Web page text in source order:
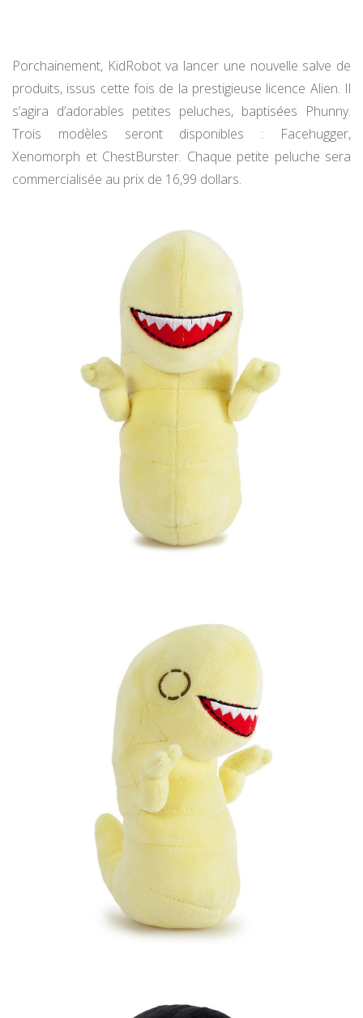
Porchainement, KidRobot va lancer une nouvelle salve de
produits, issus cette fois de la prestigieuse licence Alien. Il
s’agira d’adorables petites peluches, baptisées Phunny.
Trois modèles seront disponibles : Facehugger,
Xenomorph et ChestBurster. Chaque petite peluche sera
commercialisée au prix de 16,99 dollars.